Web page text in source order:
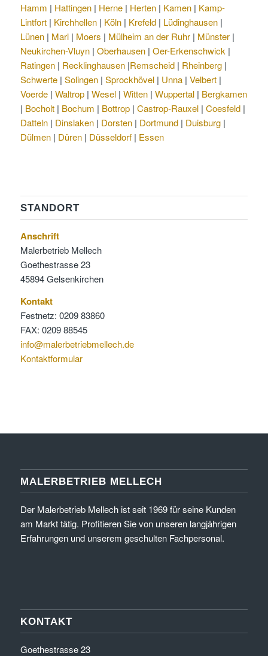
Hamm | Hattingen| Herne| Herten| Kamen| Kamp-
Lintfort| Kirchhellen| Köln| Krefeld| Lüdinghausen|
Lünen| Marl| Moers | Mülheim an der Ruhr| Münster|
Neukirchen-Vluyn| Oberhausen| Oer-Erkenschwick |
Ratingen| Recklinghausen|Remscheid| Rheinberg|
Schwerte| Solingen| Sprockhövel| Unna| Velbert|
Voerde| Waltrop| Wesel| Witten| Wuppertal| Bergkamen
| Bocholt| Bochum | Bottrop| Castrop-Rauxel| Coesfeld|
Datteln| Dinslaken| Dorsten| Dortmund| Duisburg|
Dülmen| Düren| Düsseldorf| Essen
STANDORT
Anschrift
Malerbetrieb Mellech
Goethestrasse 23
45894 Gelsenkirchen
Kontakt
Festnetz: 0209 83860
FAX: 0209 88545
info@malerbetriebmellech.de
Kontaktformular
MALERBETRIEB MELLECH
Der Malerbetrieb Mellech ist seit 1969 für seine Kunden
am Markt tätig. Profitieren Sie von unseren langjährigen
Erfahrungen und unserem geschulten Fachpersonal.
KONTAKT
Goethestrasse 23